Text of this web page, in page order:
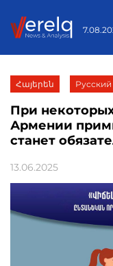
Հայերեն Русский
При
Армении
станет
13.06.2025